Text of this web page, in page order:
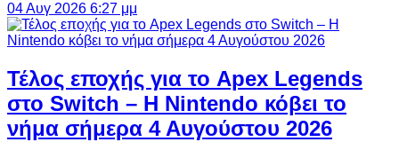
04 Αυγ 2026 6:27 μμ
Τέλος εποχής για το Apex Legends
στο Switch – Η Nintendo κόβει το
νήμα σήμερα 4 Αυγούστου 2026